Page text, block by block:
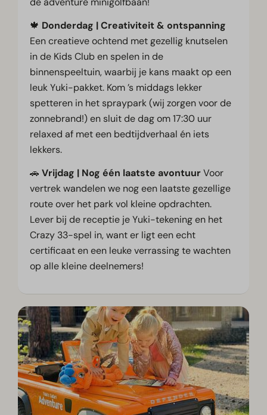
🍁 Donderdag | Creativiteit & ontspanning
Een creatieve ochtend met gezellig knutselen
in de Kids Club en spelen in de
binnenspeeltuin, waarbij je kans maakt op een
leuk Yuki-pakket. Kom ’s middags lekker
spetteren in het spraypark (wij zorgen voor de
zonnebrand!) en sluit de dag om 17:30 uur
relaxed af met een bedtijdverhaal én iets
lekkers.
🚗Vrijdag | Nog één laatste avontuurVoor
vertrek wandelen we nog een laatste gezellige
route over het park vol kleine opdrachten.
Lever bij de receptie je Yuki-tekening en het
Crazy 33-spel in, want er ligt een echt
certificaat en een leuke verrassing te wachten
op alle kleine deelnemers!